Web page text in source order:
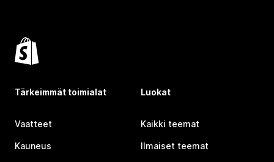
Tärkeimmät toimialat
Vaatteet
Kauneus
Luokat
Kaikki teemat
Ilmaiset teemat